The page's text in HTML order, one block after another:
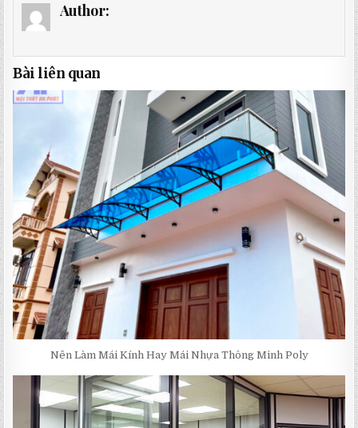
Author:
Bài liên quan
Nên Làm Mái Kính Hay Mái Nhựa Thông Minh Poly